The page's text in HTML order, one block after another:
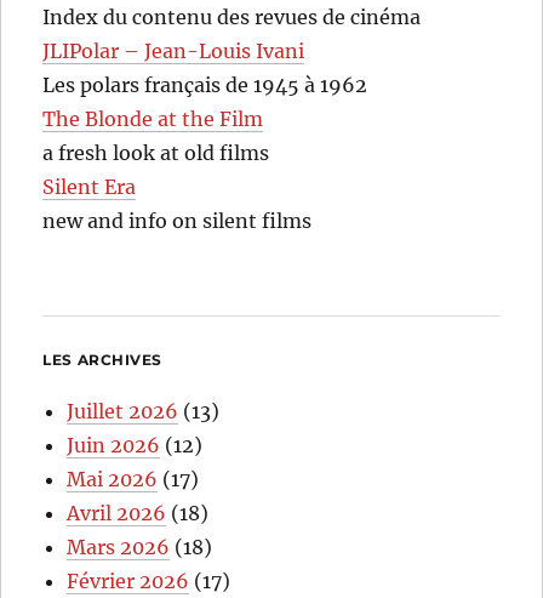
Index du contenu des revues de cinéma
JLIPolar – Jean-Louis Ivani
Les polars français de 1945 à 1962
The Blonde at the Film
a fresh look at old films
Silent Era
new and info on silent films
LES ARCHIVES
Juillet 2026 (13)
Juin 2026 (12)
Mai 2026 (17)
Avril 2026 (18)
Mars 2026 (18)
Février 2026 (17)